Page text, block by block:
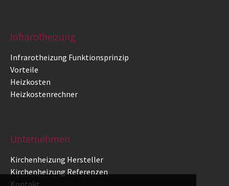
Infrarotheizung
Infrarotheizung Funktionsprinzip
Vorteile
Heizkosten
Heizkostenrechner
Unternehmen
Kirchenheizung Hersteller
Kirchenheizung Referenzen